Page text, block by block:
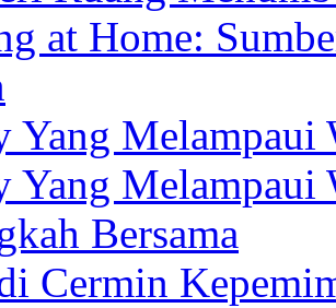
at Home:
Yang Melampaui
Yang Melampaui
Bersama
Cermin